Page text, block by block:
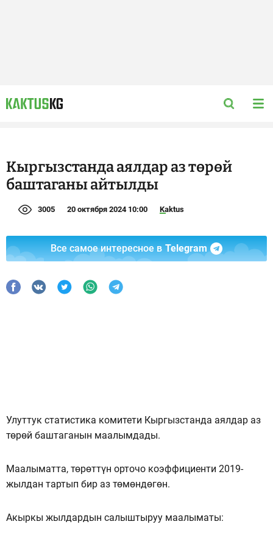
Кыргызстанда аялдар аз төрөй
баштаганы айтылды
3005 20 октября 2024 10:00 Kaktus
Все самое интересное в Telegram
Улуттук статистика комитети Кыргызстанда аялдар аз
төрөй баштаганын маалымдады.
Маалыматта, төрөттүн орточо коэффициенти 2019-
жылдан тартып бир аз төмөндөгөн.
Акыркы жылдардын салыштыруу маалыматы: